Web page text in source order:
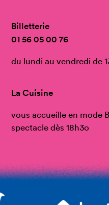
Billetterie
01 56 05 00 76
du lundi au vendredi de
La Cuisine
vous accueille en mode
spectacle dès 18h3o